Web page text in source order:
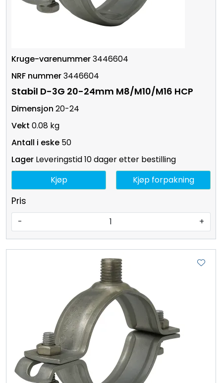
3446604
3446604
Stabil D-3G 20-24mm M8/M10/M16 HCP
20-24
0.08 kg
50
Leveringstid 10 dager etter bestilling
Pris
- +
Kjøp Kjøp forpakning